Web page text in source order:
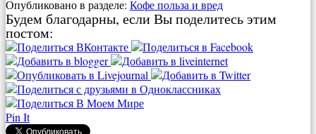
Опубликовано в разделе: Кофе польза и вред
Будем благодарны, если Вы поделитесь этим
постом:
Pin It